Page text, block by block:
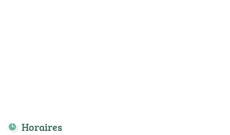
Horaires